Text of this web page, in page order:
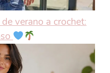
verano a crochet: